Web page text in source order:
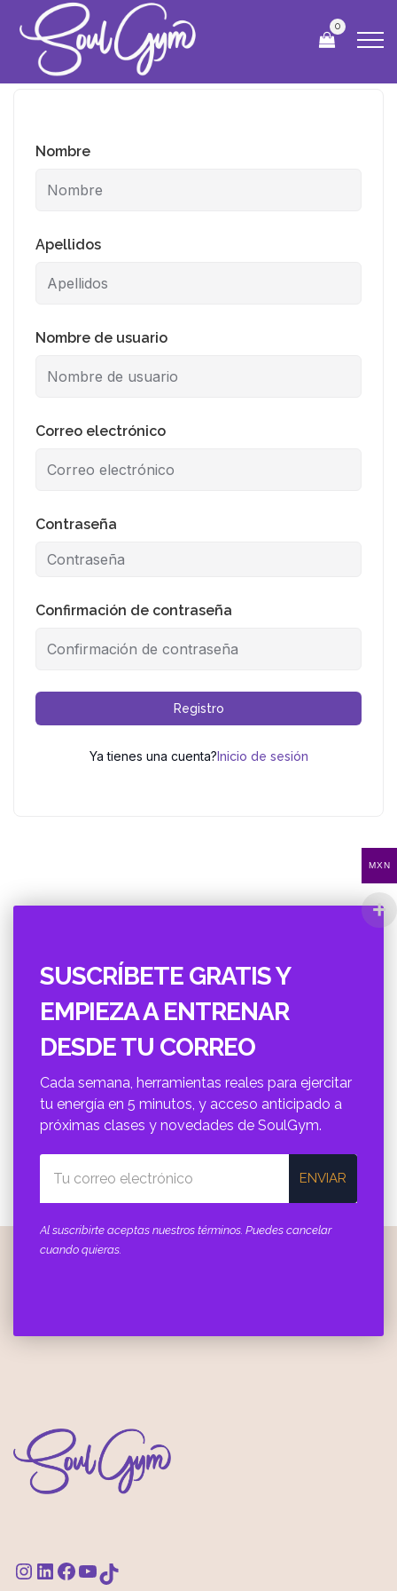
0
Nombre
Apellidos
Nombre de usuario
Correo electrónico
Contraseña
Confirmación de contraseña
Registro
Ya tienes una cuenta? Inicio de sesión
SUSCRÍBETE GRATIS Y
EMPIEZA A ENTRENAR
DESDE TU CORREO
Cada semana, herramientas reales para ejercitar
tu energí­a en 5 minutos, y acceso anticipado a
próximas clases y novedades de SoulGym.
ENVIAR
Al suscribirte aceptas nuestros términos. Puedes cancelar
cuando quieras.
MXN